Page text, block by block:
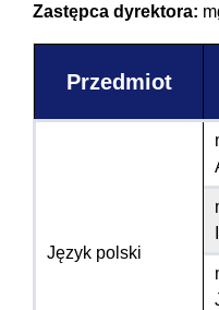
Zastępca dyrektora:
Przedmiot
Język polski